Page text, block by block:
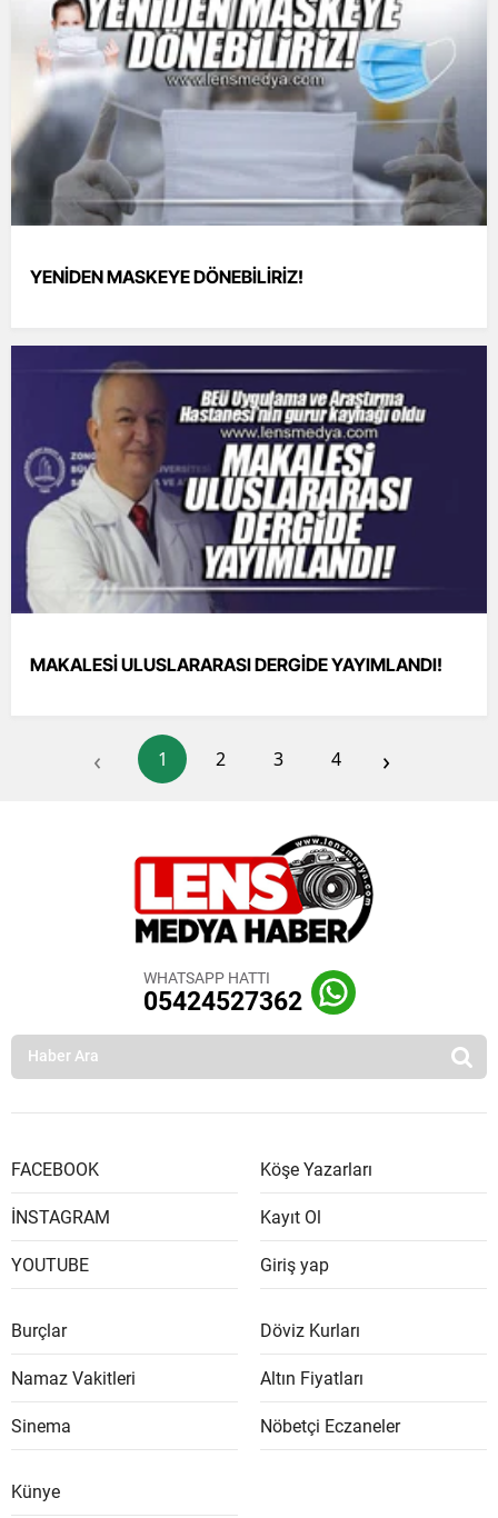
YENİDEN MASKEYE DÖNEBİLİRİZ!
MAKALESİ ULUSLARARASI DERGİDE YAYIMLANDI!
‹ 1 2 3 4 ›
WHATSAPP HATTI
05424527362
FACEBOOK
İNSTAGRAM
YOUTUBE
Köşe Yazarları
Kayıt Ol
Giriş yap
Burçlar
Namaz Vakitleri
Sinema
Döviz Kurları
Altın Fiyatları
Nöbetçi Eczaneler
Künye